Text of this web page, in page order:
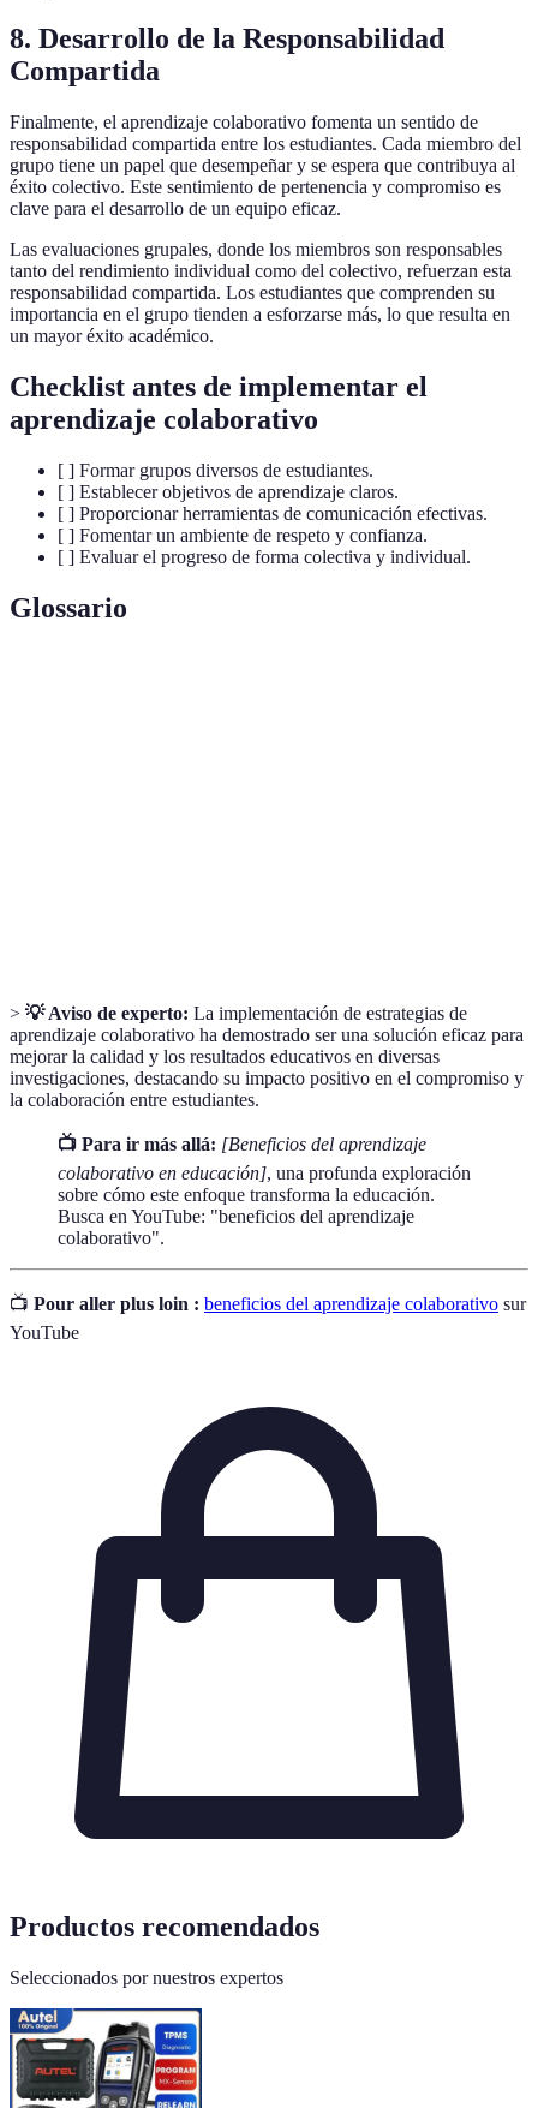
8. Desarrollo de la Responsabilidad
Compartida
Finalmente, el aprendizaje colaborativo fomenta un sentido de
responsabilidad compartida entre los estudiantes. Cada miembro del
grupo tiene un papel que desempeñar y se espera que contribuya al
éxito colectivo. Este sentimiento de pertenencia y compromiso es
clave para el desarrollo de un equipo eficaz.
Las evaluaciones grupales, donde los miembros son responsables
tanto del rendimiento individual como del colectivo, refuerzan esta
responsabilidad compartida. Los estudiantes que comprenden su
importancia en el grupo tienden a esforzarse más, lo que resulta en
un mayor éxito académico.
Checklist antes de implementar el
aprendizaje colaborativo
[ ] Formar grupos diversos de estudiantes.
[ ] Establecer objetivos de aprendizaje claros.
[ ] Proporcionar herramientas de comunicación efectivas.
[ ] Fomentar un ambiente de respeto y confianza.
[ ] Evaluar el progreso de forma colectiva y individual.
Glossario
> 💡 Aviso de experto: La implementación de estrategias de
aprendizaje colaborativo ha demostrado ser una solución eficaz para
mejorar la calidad y los resultados educativos en diversas
investigaciones, destacando su impacto positivo en el compromiso y
la colaboración entre estudiantes.
📺 Para ir más allá: [Beneficios del aprendizaje
colaborativo en educación], una profunda exploración
sobre cómo este enfoque transforma la educación.
Busca en YouTube: "beneficios del aprendizaje
colaborativo".
📺 Pour aller plus loin : beneficios del aprendizaje colaborativo sur
YouTube
Productos recomendados
Seleccionados por nuestros expertos